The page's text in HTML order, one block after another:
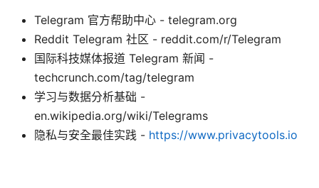
Telegram 官方帮助中心 - telegram.org
Reddit Telegram 社区 - reddit.com/r/Telegram
国际科技媒体报道 Telegram 新闻 -
techcrunch.com/tag/telegram
学习与数据分析基础 -
en.wikipedia.org/wiki/Telegrams
隐私与安全最佳实践 - https://www.privacytools.io